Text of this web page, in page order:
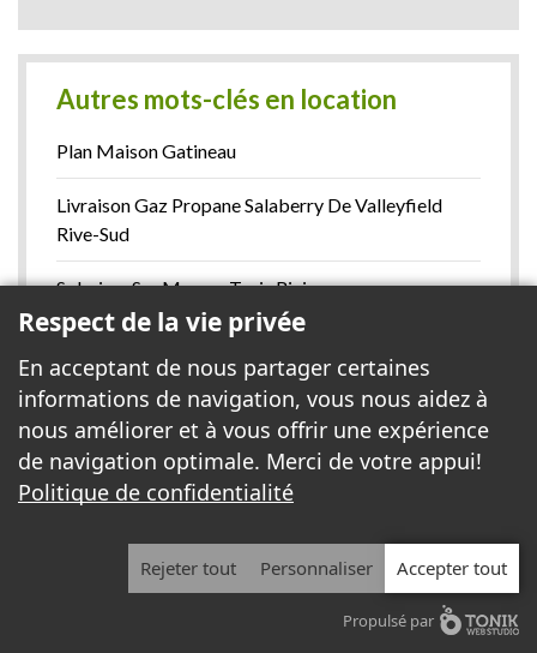
Autres mots-clés en location
Plan Maison Gatineau
Livraison Gaz Propane Salaberry De Valleyfield
Rive-Sud
Solarium Sur Mesure Trois Rivieres
Location Conteneur Container Candiac Rive-Sud
Deneigement Commercial Boucherville Rive-Sud
Voir la liste complète >
monCompte
Respect de la vie privée
En acceptant de nous partager certaines
informations de navigation, vous nous aidez à
nous améliorer et à vous offrir une expérience
de navigation optimale. Merci de votre appui!
Politique de confidentialité
Rejeter tout Personnaliser Accepter tout
Propulsé par